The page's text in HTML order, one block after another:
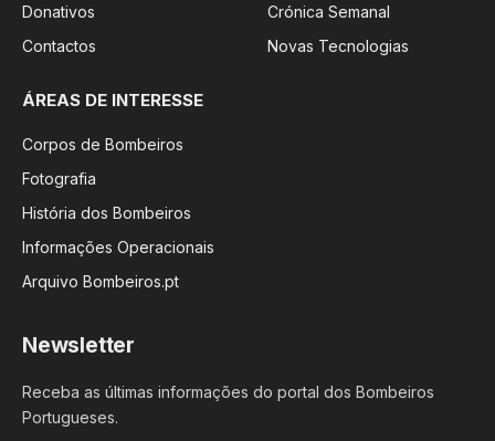
Donativos
Contactos
Crónica Semanal
Novas Tecnologias
ÁREAS DE INTERESSE
Corpos de Bombeiros
Fotografia
História dos Bombeiros
Informações Operacionais
Arquivo Bombeiros.pt
Newsletter
Receba as últimas informações do portal dos Bombeiros
Portugueses.